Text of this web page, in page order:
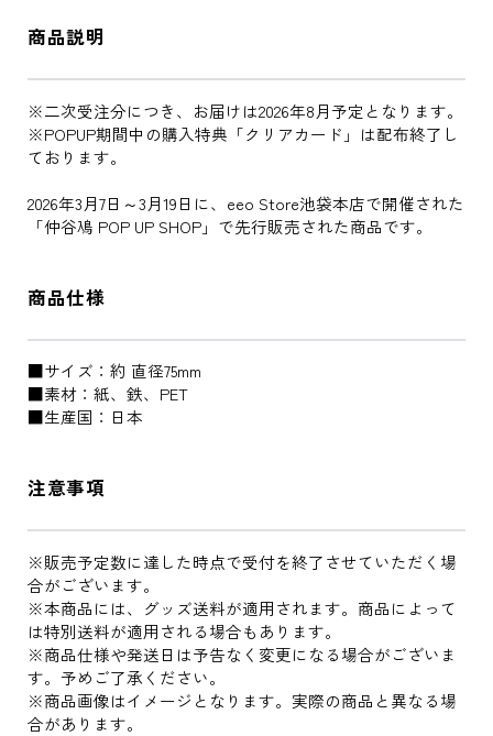
商品説明
※二次受注分につき、お届けは2026年8月予定となります。
※POPUP期間中の購入特典「クリアカード」は配布終了し
ております。
2026年3月7日～3月19日に、eeo Store池袋本店で開催された
「仲谷鳰 POP UP SHOP」で先行販売された商品です。
商品仕様
■サイズ：約 直径75mm
■素材：紙、鉄、PET
■生産国：日本
注意事項
※販売予定数に達した時点で受付を終了させていただく場
合がございます。
※本商品には、グッズ送料が適用されます。商品によって
は特別送料が適用される場合もあります。
※商品仕様や発送日は予告なく変更になる場合がございま
す。予めご了承ください。
※商品画像はイメージとなります。実際の商品と異なる場
合があります。